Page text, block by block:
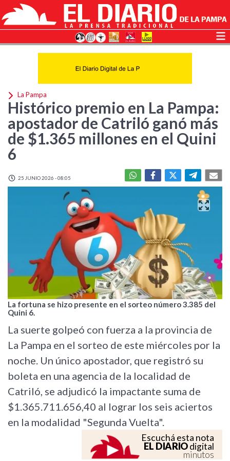
La Pampa
Histórico premio en La Pampa:
apostador de Catriló ganó más
de $1.365 millones en el Quini
6
25 JUNIO 2026 - 08:05
La fortuna se hizo presente en el sorteo número 3.385 del
Quini 6.
La suerte golpeó con fuerza a la provincia de
La Pampa en el sorteo de este miércoles por la
noche. Un único apostador, que registró su
boleta en una agencia de la localidad de
Catriló, se adjudicó la impactante suma de
$1.365.711.656,40 al lograr los seis aciertos
en la modalidad "Segunda Vuelta".
Escuchá esta nota
EL DIARIOdigital
minutos